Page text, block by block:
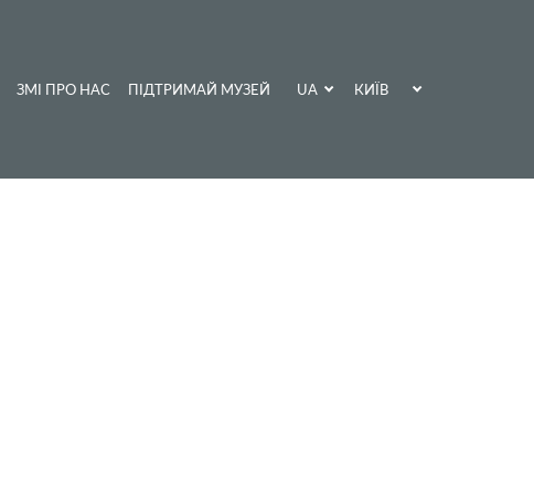
ЗМІ ПРО НАС ПІДТРИМАЙ МУЗЕЙ
UA
КИЇВ